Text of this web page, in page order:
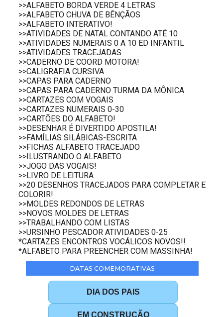
>>ALFABETO BORDA VERDE 4 LETRAS
>>ALFABETO CHUVA DE BÊNÇÃOS
>>ALFABETO INTERATIVO!
>>ATIVIDADES DE NATAL CONTANDO ATÉ 10
>>ATIVIDADES NUMERAIS 0 A 10 ED INFANTIL
>>ATIVIDADES TRACEJADAS
>>CADERNO DE COORD MOTORA!
>>CALIGRAFIA CURSIVA
>>CAPAS PARA CADERNO
>>CAPAS PARA CADERNO TURMA DA MÔNICA
>>CARTAZES COM VOGAIS
>>CARTAZES NUMERAIS 0-30
>>CARTÕES DO ALFABETO!
>>DESENHAR É DIVERTIDO APOSTILA!
>>FAMÍLIAS SILÁBICAS-ESCRITA
>>FICHAS ALFABETO TRACEJADO
>>ILUSTRANDO O ALFABETO
>>JOGO DAS VOGAIS!
>>LIVRO DE LEITURA
>>20 DESENHOS TRACEJADOS PARA COMPLETAR E
COLORIR!
>>MOLDES REDONDOS DE LETRAS
>>NOVOS MOLDES DE LETRAS
>>TRABALHANDO COM LISTAS
>>URSINHO PESCADOR ATIVIDADES 0-25
*CARTAZES ENCONTROS VOCÁLICOS NOVOS!!
*ALFABETO PARA PREENCHER COM MASSINHA!
DATAS COMEMORATIVAS
DIA DOS PAIS
EM CONSTRUÇÃO